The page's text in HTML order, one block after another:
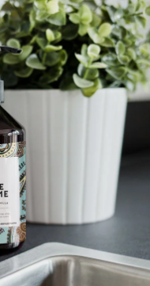
Bewertungen)
bewerten uns mit
aller Länder, in
Uhr